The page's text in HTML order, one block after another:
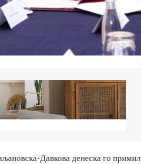
Давкова денеска го примил